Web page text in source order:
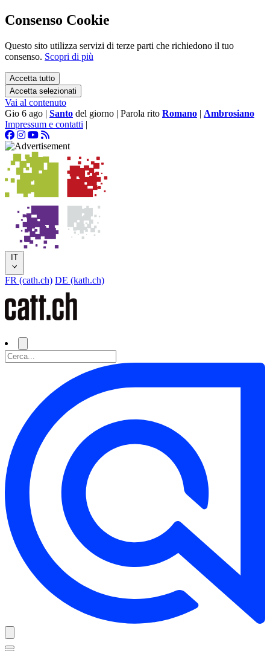
Consenso Cookie
Questo sito utilizza servizi di terze parti che richiedono il tuo
consenso. Scopri di più
Accetta tutto
Accetta selezionati
Vai al contenuto
Gio 6 ago | Santo del giorno | Parola rito Romano | Ambrosiano
Impressum e contatti |
IT
FR (cath.ch) DE (kath.ch)